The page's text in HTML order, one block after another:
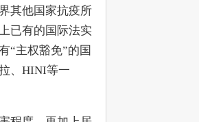
其他国家抗疫所
已有的国际法实
“主权豁免”的国
、HINI等一